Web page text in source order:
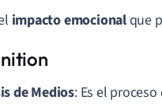
impacto emocionalque
de Medios: Es el